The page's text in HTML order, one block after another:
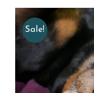
Sale!